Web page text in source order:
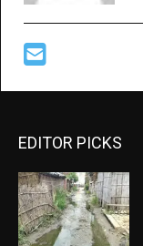
EDITOR PICKS